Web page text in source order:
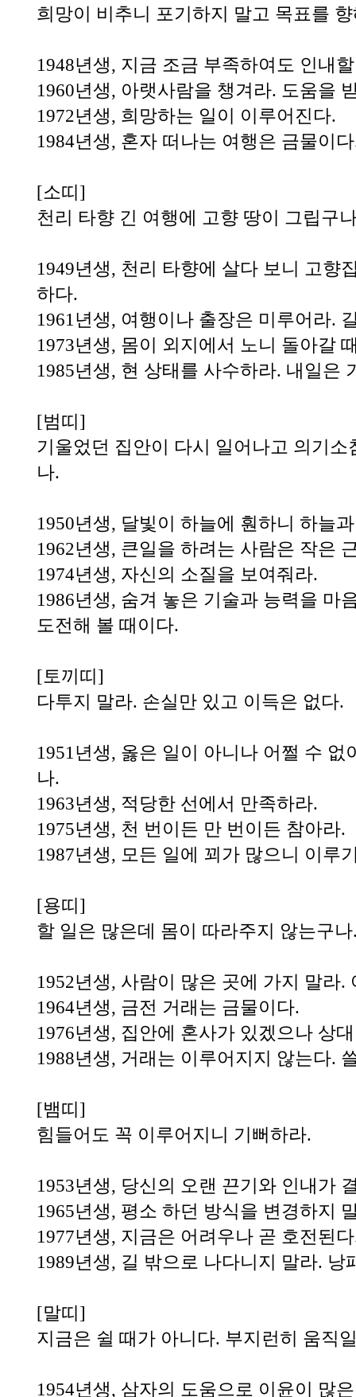
희망이 비추니 포기하지 말고 목표를
1948년생, 지금 조금 부족하여도 인내
1960년생, 아랫사람을 챙겨라. 도움을
1972년생, 희망하는 일이 이루어진다.
1984년생, 혼자 떠나는 여행은 금물이
[소띠]
천리 타향 긴 여행에 고향 땅이 그립구
1949년생, 천리 타향에 살다 보니 고향
하다.
1961년생, 여행이나 출장은 미루어라.
1973년생, 몸이 외지에서 노니 돌아갈
1985년생, 현 상태를 사수하라. 내일은
[범띠]
기울었던 집안이 다시 일어나고 의기
나.
1950년생, 달빛이 하늘에 훤하니 하늘
1962년생, 큰일을 하려는 사람은 작은
1974년생, 자신의 소질을 보여줘라.
1986년생, 숨겨 놓은 기술과 능력을 마
도전해 볼 때이다.
[토끼띠]
다투지 말라. 손실만 있고 이득은 없다.
1951년생, 옳은 일이 아니나 어쩔 수
나.
1963년생, 적당한 선에서 만족하라.
1975년생, 천 번이든 만 번이든 참아라.
1987년생, 모든 일에 꾀가 많으니 이루
[용띠]
할 일은 많은데 몸이 따라주지 않는구나
1952년생, 사람이 많은 곳에 가지 말라.
1964년생, 금전 거래는 금물이다.
1976년생, 집안에 혼사가 있겠으나 상
1988년생, 거래는 이루어지지 않는다.
[뱀띠]
힘들어도 꼭 이루어지니 기뻐하라.
1953년생, 당신의 오랜 끈기와 인내가
1965년생, 평소 하던 방식을 변경하지
1977년생, 지금은 어려우나 곧 호전된
1989년생, 길 밖으로 나다니지 말라. 낭
[말띠]
지금은 쉴 때가 아니다. 부지런히 움직
1954년생, 삼자의 도움으로 이윤이 많